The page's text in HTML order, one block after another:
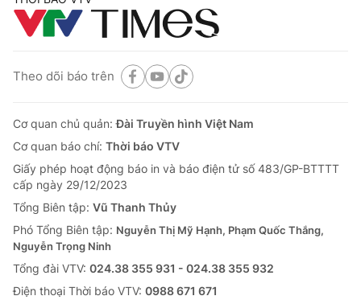
Theo dõi báo trên
Cơ quan chủ quản:Đài Truyền hình Việt Nam
Cơ quan báo chí: Thời báo VTV
Giấy phép hoạt động báo in và báo điện tử số 483/GP-BTTTT
cấp ngày 29/12/2023
Tổng Biên tập: Vũ Thanh Thủy
Phó Tổng Biên tập: Nguyễn Thị Mỹ Hạnh, Phạm Quốc Thắng,
Nguyễn Trọng Ninh
Tổng đài VTV: 024.38 355 931 - 024.38 355 932
Ðiện thoại Thời báo VTV: 0988 671 671